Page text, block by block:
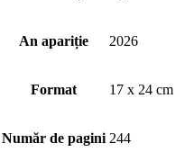
An apariție 2026
Format 17 x 24 cm
Număr de pagini 244